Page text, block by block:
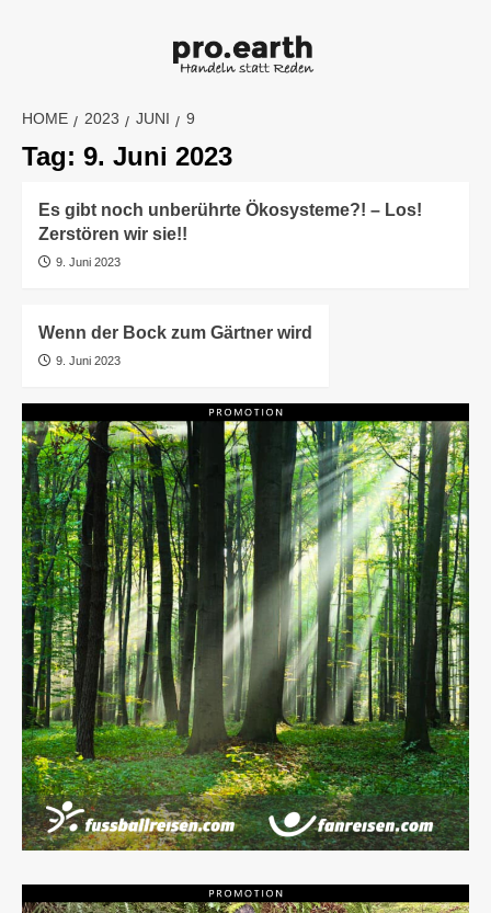
HOME 2023 JUNI 9
Tag: 9. Juni 2023
Es gibt noch unberührte Ökosysteme?! – Los!
Zerstören wir sie!!
9. Juni 2023
Wenn der Bock zum Gärtner wird
9. Juni 2023